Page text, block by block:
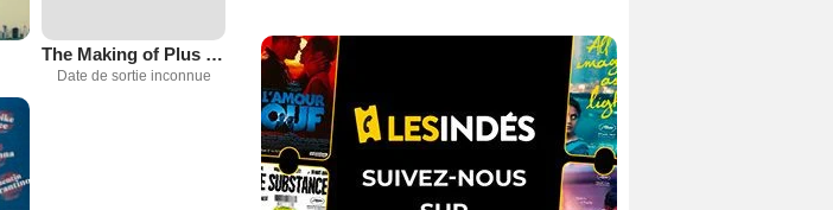
The Making of Plus One
Date de sortie inconnue